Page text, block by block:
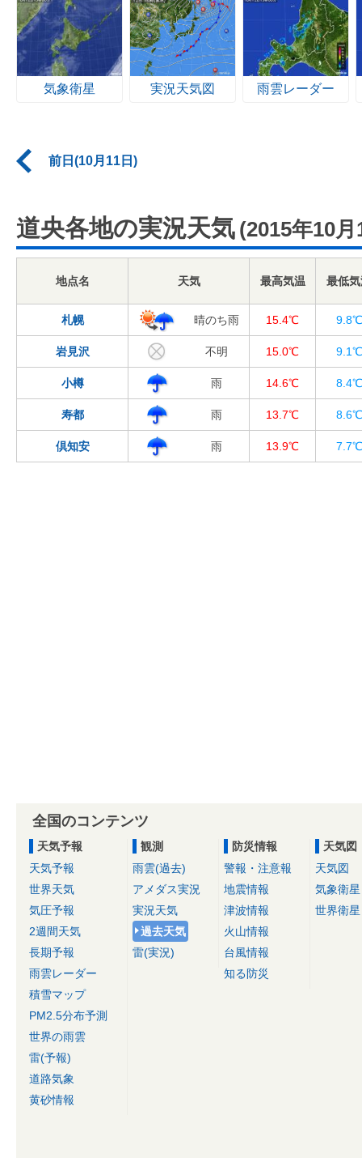
気象衛星 実況天気図 雨雲レーダー
前日(10月11日)
道央各地の実況天気 (2015年10月
地点名 天気 最高気温 最低
札幌 晴のち雨 15.4℃ 9.8℃
岩見沢 不明 15.0℃ 9.1℃
小樽 雨 14.6℃ 8.4℃
寿都 雨 13.7℃ 8.6℃
倶知安 雨 13.9℃ 7.7℃
全国のコンテンツ
天気予報
天気予報
世界天気
気圧予報
2週間天気
長期予報
雨雲レーダー
積雪マップ
PM2.5分布予測
世界の雨雲
雷(予報)
道路気象
黄砂情報
観測
雨雲(過去)
アメダス実況
実況天気
過去天気
雷(実況)
防災情報
警報・注意報
地震情報
津波情報
火山情報
台風情報
知る防災
天気図
天気図
気象衛星
世界衛星